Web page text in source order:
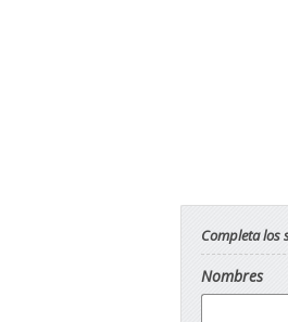
Completa los
Nombres